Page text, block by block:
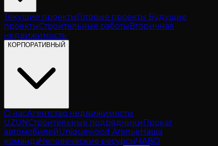
Текущие проектыГотовые проекты Будущие
проектыСтроительные работыВторичная
недвижимость
КОРПОРАТИВНЫЙ
О насАгентство недвижимости
UZUNСтроительные подрядчикиПрокат
автомобилейUniquewood АтельеНаша
командаЧеловеческие ресурсыЧАВО